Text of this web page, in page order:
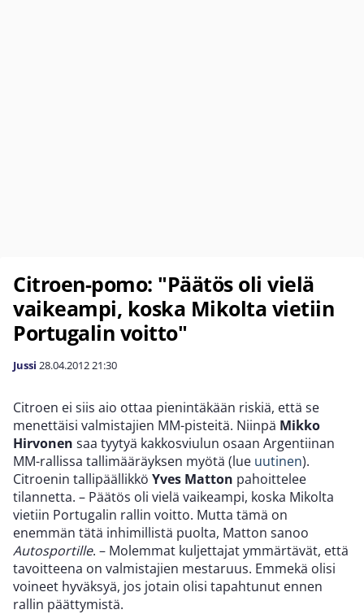
Citroen-pomo: "Päätös oli vielä
vaikeampi, koska Mikolta vietiin
Portugalin voitto"
Jussi 28.04.201221:30
Citroen ei siis aio ottaa pienintäkään riskiä, että se
menettäisi valmistajien MM-pisteitä. Niinpä Mikko
Hirvonen saa tyytyä kakkosviulun osaan Argentiinan
MM-rallissa tallimääräyksen myötä (lue uutinen).
Citroenin tallipäällikkö Yves Matton pahoittelee
tilannetta. – Päätös oli vielä vaikeampi, koska Mikolta
vietiin Portugalin rallin voitto. Mutta tämä on
enemmän tätä inhimillistä puolta, Matton sanoo
Autosportille. – Molemmat kuljettajat ymmärtävät, että
tavoitteena on valmistajien mestaruus. Emmekä olisi
voineet hyväksyä, jos jotain olisi tapahtunut ennen
rallin päättymistä.